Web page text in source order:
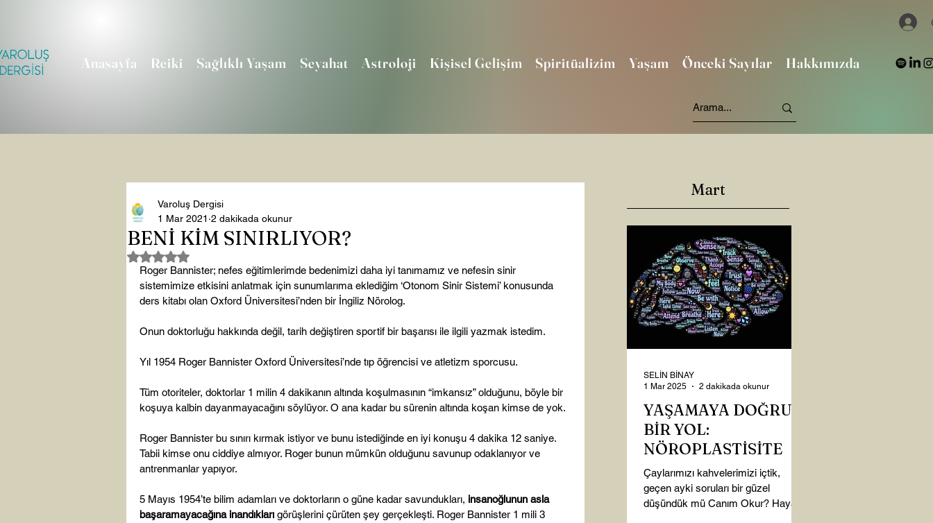
Anasayfa Reiki Sağlıklı Yaşam Seyahat Astroloji Kişisel Gelişim Spiritüalizim Yaşam Önceki Sayılar Hakkımızda
BENİ KİM SINIRLIYOR?
Varoluş Dergisi
1 Mar 2021 2 dakikada okunur
5 üzerinden NaN yıldız
Roger Bannister; nefes eğitimlerimde bedenimizi daha iyi tanımamız ve nefesin sinir
sistemimize etkisini anlatmak için sunumlarıma eklediğim ‘Otonom Sinir Sistemi’ konusunda
ders kitabı olan Oxford Üniversitesi’nden bir İngiliz Nörolog.
Onun doktorluğu hakkında değil, tarih değiştiren sportif bir başarısı ile ilgili yazmak istedim.
Yıl 1954 Roger Bannister Oxford Üniversitesi’nde tıp öğrencisi ve atletizm sporcusu.
Tüm otoriteler, doktorlar 1 milin 4 dakikanın altında koşulmasının “imkansız” olduğunu, böyle bir
koşuya kalbin dayanmayacağını söylüyor. O ana kadar bu sürenin altında koşan kimse de yok.
Roger Bannister bu sınırı kırmak istiyor ve bunu istediğinde en iyi konuşu 4 dakika 12 saniye.
Tabii kimse onu ciddiye almıyor. Roger bunun mümkün olduğunu savunup odaklanıyor ve
antrenmanlar yapıyor.
5 Mayıs 1954’te bilim adamları ve doktorların o güne kadar savundukları, insanoğlunun asla
başaramayacağına inandıkları görüşlerini çürüten şey gerçekleşti. Roger Bannister 1 mili 3
Mart
YAŞAMAYA DOĞRU
BİR YOL:
NÖROPLASTİSİTE
Çaylarımızı kahvelerimizi içtik,
geçen ayki soruları bir güzel
düşündük mü Canım Okur? Hayatta
SELİN BİNAY
1 Mar 2025
2 dakikada okunur